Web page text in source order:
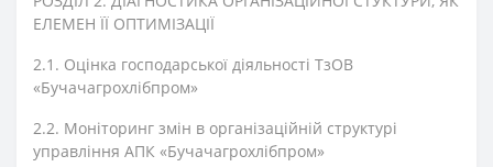
ЕЛЕМЕН ЇЇ ОПТИМІЗАЦІЇ
2.1. Оцінка господарської діяльності ТзОВ
«Бучачагрохлібпром»
2.2. Моніторинг змін в організаційній структурі
управління АПК «Бучачагрохлібпром»